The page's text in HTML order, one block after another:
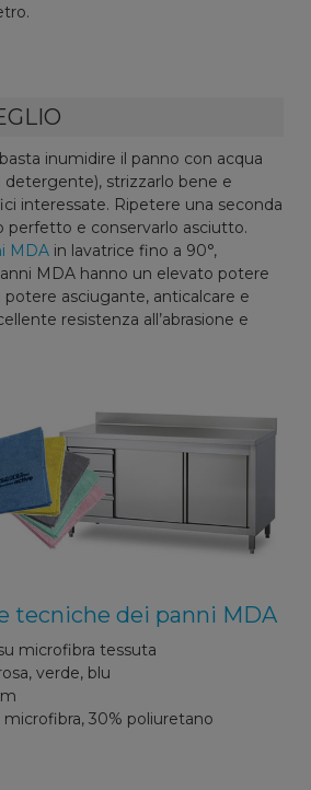
inumidire il panno con acqua
detergente), strizzarlo bene e
interessate. Ripetere una seconda
perfetto e conservarlo asciutto.
MDA in lavatrice fino a 90°,
MDA hanno un elevato potere
potere asciugante, anticalcare e
resistenza all’abrasione e
tecniche dei panni MDA
microfibra tessuta
verde, blu
30% poliuretano